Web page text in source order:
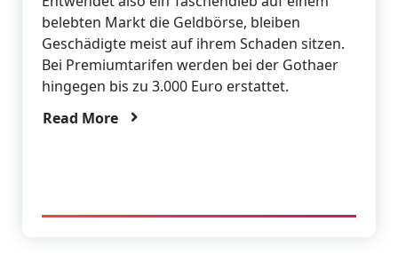
belebten Markt die Geldbörse, bleiben
Geschädigte meist auf ihrem Schaden sitzen.
Bei Premiumtarifen werden bei der Gothaer
hingegen bis zu 3.000 Euro erstattet.
Read More